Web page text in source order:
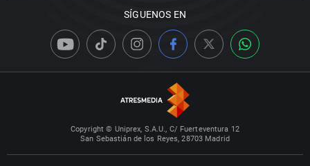
SÍGUENOS EN
Copyright © Uniprex, S.A.U., C/ Fuerteventura 12
San Sebastián de los Reyes, 28703 Madrid